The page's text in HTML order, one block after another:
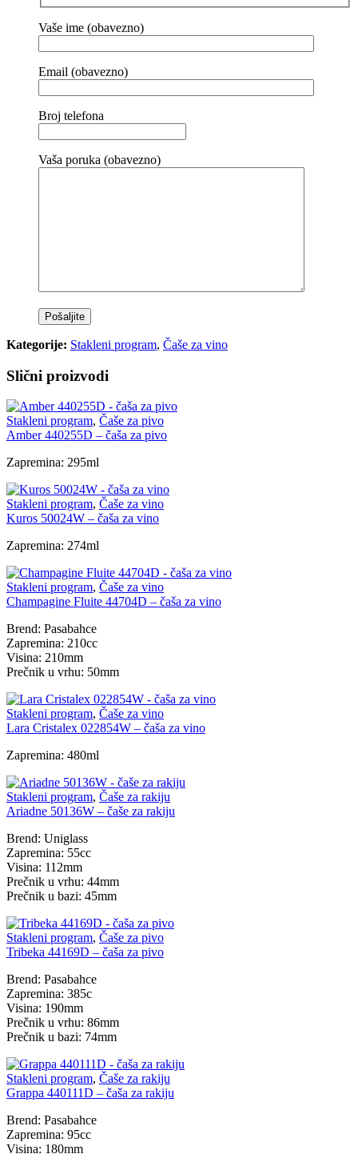
Vaše ime (obavezno)
Email (obavezno)
Broj telefona
Vaša poruka (obavezno)
Kategorije: Stakleni program, Čaše za vino
Slični proizvodi
Stakleni program, Čaše za pivo
Amber 440255D – čaša za pivo
Zapremina: 295ml
Stakleni program, Čaše za vino
Kuros 50024W – čaša za vino
Zapremina: 274ml
Stakleni program, Čaše za vino
Champagine Fluite 44704D – čaša za vino
Brend: Pasabahce
Zapremina: 210cc
Visina: 210mm
Prečnik u vrhu: 50mm
Stakleni program, Čaše za vino
Lara Cristalex 022854W – čaša za vino
Zapremina: 480ml
Stakleni program, Čaše za rakiju
Ariadne 50136W – čaše za rakiju
Brend: Uniglass
Zapremina: 55cc
Visina: 112mm
Prečnik u vrhu: 44mm
Prečnik u bazi: 45mm
Stakleni program, Čaše za pivo
Tribeka 44169D – čaša za pivo
Brend: Pasabahce
Zapremina: 385c
Visina: 190mm
Prečnik u vrhu: 86mm
Prečnik u bazi: 74mm
Stakleni program, Čaše za rakiju
Grappa 440111D – čaša za rakiju
Brend: Pasabahce
Zapremina: 95cc
Visina: 180mm